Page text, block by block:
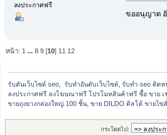
ลงประกาศฟรี
ขออนุญาต
หน้า: 1 ...8 9 [10] 11 12
รับดันเว็บไซต์ seo,  รับทำอันดับเว็บไซต์, รับทำ seo ติดห
ลงประกาศฟรี ลงโฆษณาฟรี โปรโมทสินค้าฟรี ซื้อ ขาย เ
ขายถุงยางกล่องใหญ่ 100 ชิ้น, ขาย DILDO ดิลโด้ ขายไ
กระโดดไป: